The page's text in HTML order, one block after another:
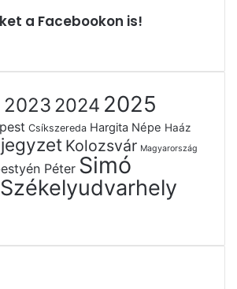
a Facebookon is!
2023 2024 2025
Csíkszereda Hargita Népe Haáz
jegyzet Kolozsvár Magyarország
Péter Simó
Székelyudvarhely